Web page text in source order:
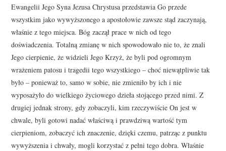
Ewangelii Jego Syna Jezusa Chrystusa przedstawia Go przede
wszystkim jako wywyższonego a apostołowie zawsze stąd zaczynają,
właśnie z tego miejsca. Bóg zaczął prace w nich od tego
doświadczenia. Totalną zmianę w nich spowodowało nie to, że znali
Jego cierpienie, że widzieli Jego Krzyż, że byli pod ogromnym
wrażeniem patosu i tragedii tego wszystkiego – choć niewątpliwie tak
było – ponieważ to, samo w sobie, nie zmieniło by ich i nie
wyposażyło do wielkiego życiowego dzieła stojącego przed nimi. Z
drugiej jednak strony, gdy zobaczyli, kim rzeczywiście On jest w
chwale, byli gotowi nadać właściwą i prawdziwą wartość tym
cierpieniom, zobaczyć ich znaczenie, dzięki czemu, patrząc z punktu
wywyższenia i chwały, mogli korzystać z pełni tego dobra. Właśnie